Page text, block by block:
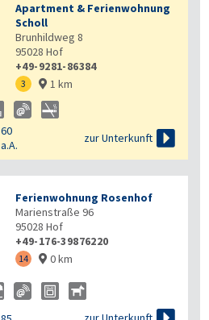
Apartment & Ferienwohnung
Scholl
Brunhildweg 8
95028 Hof
+49-9281-86384
3  1 km
60
a.A.
zur Unterkunft 
Ferienwohnung Rosenhof
Marienstraße 96
95028 Hof
+49-176-39876220
14  0 km